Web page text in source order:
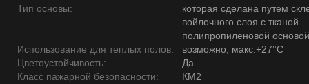
Тип основы:
которая сделана путем
войлочного слоя с тканой
полипропиленовой
Использование для теплых полов:
возможно, макс.+27°С
Цветоустойчивость:
Да
Класс пажарной безопасности:
КМ2